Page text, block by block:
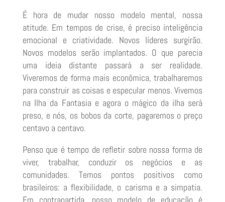
É hora de mudar nosso modelo mental, nossa
atitude. Em tempos de crise, é preciso inteligência
emocional e criatividade. Novos líderes surgirão.
Novos modelos serão implantados. O que parecia
uma ideia distante passará a ser realidade.
Viveremos de forma mais econômica, trabalharemos
para construir as coisas e especular menos. Vivemos
na Ilha da Fantasia e agora o mágico da ilha será
preso, e nós, os bobos da corte, pagaremos o preço
centavo a centavo.
Penso que é tempo de refletir sobre nossa forma de
viver, trabalhar, conduzir os negócios e as
comunidades. Temos pontos positivos como
brasileiros: a flexibilidade, o carisma e a simpatia.